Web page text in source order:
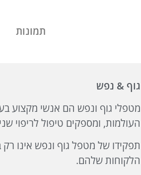
תמונות
גוף & נפש
מטפלי גוף ונפש הם אנשי מקצוע
העולמות, ומספקים טיפול לריפוי
תפקידו של מטפל גוף ונפש אינו
הלקוחות שלהם.